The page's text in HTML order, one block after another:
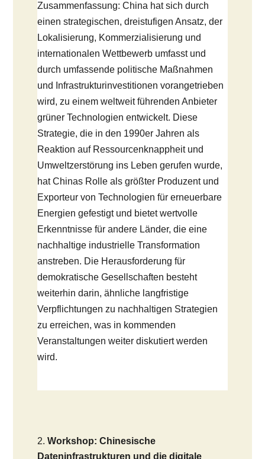
Zusammenfassung: China hat sich durch
einen strategischen, dreistufigen Ansatz, der
Lokalisierung, Kommerzialisierung und
internationalen Wettbewerb umfasst und
durch umfassende politische Maßnahmen
und Infrastrukturinvestitionen vorangetrieben
wird, zu einem weltweit führenden Anbieter
grüner Technologien entwickelt. Diese
Strategie, die in den 1990er Jahren als
Reaktion auf Ressourcenknappheit und
Umweltzerstörung ins Leben gerufen wurde,
hat Chinas Rolle als größter Produzent und
Exporteur von Technologien für erneuerbare
Energien gefestigt und bietet wertvolle
Erkenntnisse für andere Länder, die eine
nachhaltige industrielle Transformation
anstreben. Die Herausforderung für
demokratische Gesellschaften besteht
weiterhin darin, ähnliche langfristige
Verpflichtungen zu nachhaltigen Strategien
zu erreichen, was in kommenden
Veranstaltungen weiter diskutiert werden
wird.
Workshop: Chinesische
Dateninfrastrukturen und die digitale